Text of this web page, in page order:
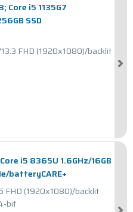
Core i5 1135G7
SSD
FHD (1920x1080)/backlit
i5 8365U 1.6GHz/16GB
batteryCARE+
FHD (1920x1080)/backlit
bit